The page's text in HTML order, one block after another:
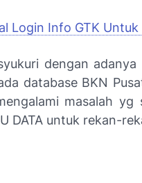
Login Info GTK
dengan
database BKN
masalah yg
DATA untuk rekan-